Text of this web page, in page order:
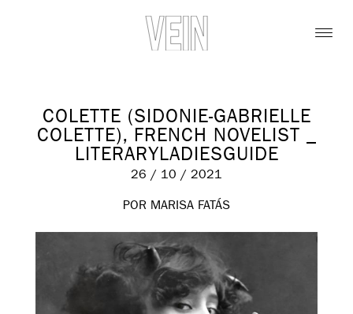
COLETTE (SIDONIE-GABRIELLE
COLETTE), FRENCH NOVELIST _
LITERARYLADIESGUIDE
26 / 10 / 2021
POR MARISA FATÁS